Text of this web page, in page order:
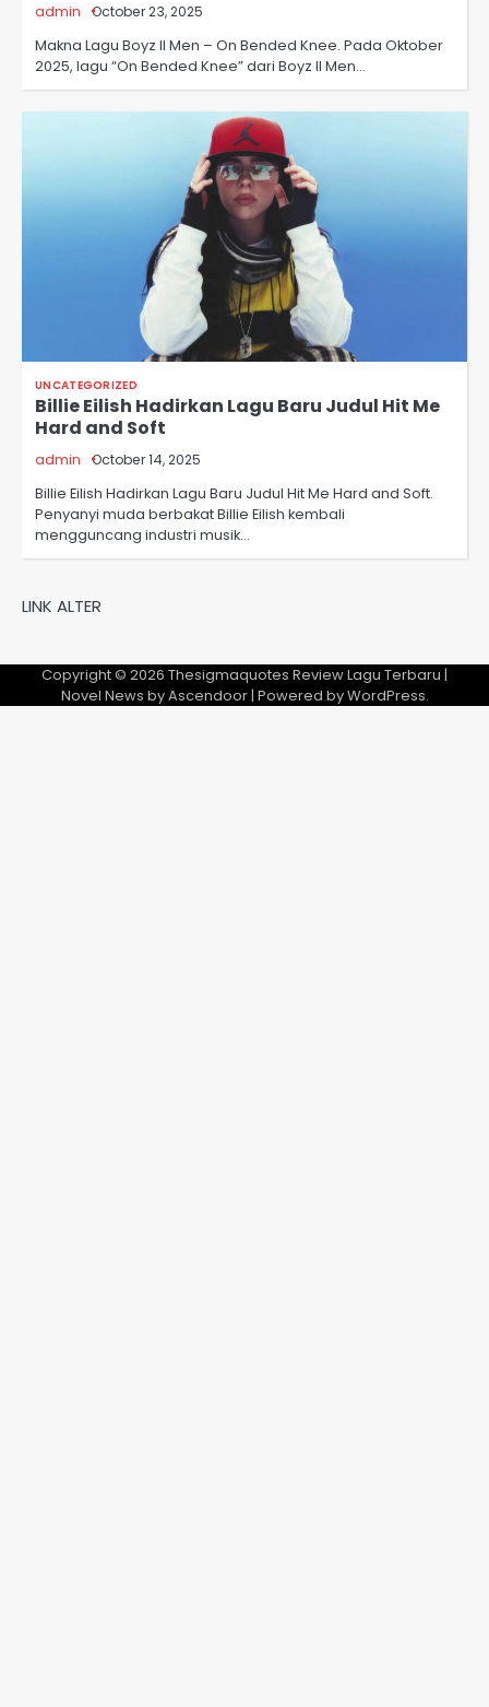
admin October 23, 2025
Makna Lagu Boyz II Men – On Bended Knee. Pada Oktober
2025, lagu “On Bended Knee” dari Boyz II Men…
UNCATEGORIZED
Billie Eilish Hadirkan Lagu Baru Judul Hit Me
Hard and Soft
admin October 14, 2025
Billie Eilish Hadirkan Lagu Baru Judul Hit Me Hard and Soft.
Penyanyi muda berbakat Billie Eilish kembali
mengguncang industri musik…
LINK ALTER
Copyright © 2026 Thesigmaquotes Review Lagu Terbaru |
Novel News byAscendoor| Powered byWordPress.